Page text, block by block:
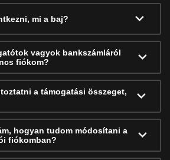
mi a baj?
vagyok bankszámláról
fiókom?
a támogatási összeget,
hogyan tudom módosítani a
fiókomban?